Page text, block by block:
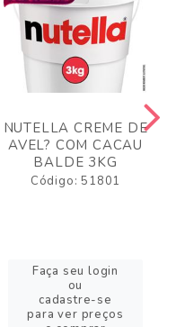
NUTELLA CREME DE
AVEL? COM CACAU
BALDE 3KG
Código: 51801
Faça seu login
ou
cadastre-se
para ver preços